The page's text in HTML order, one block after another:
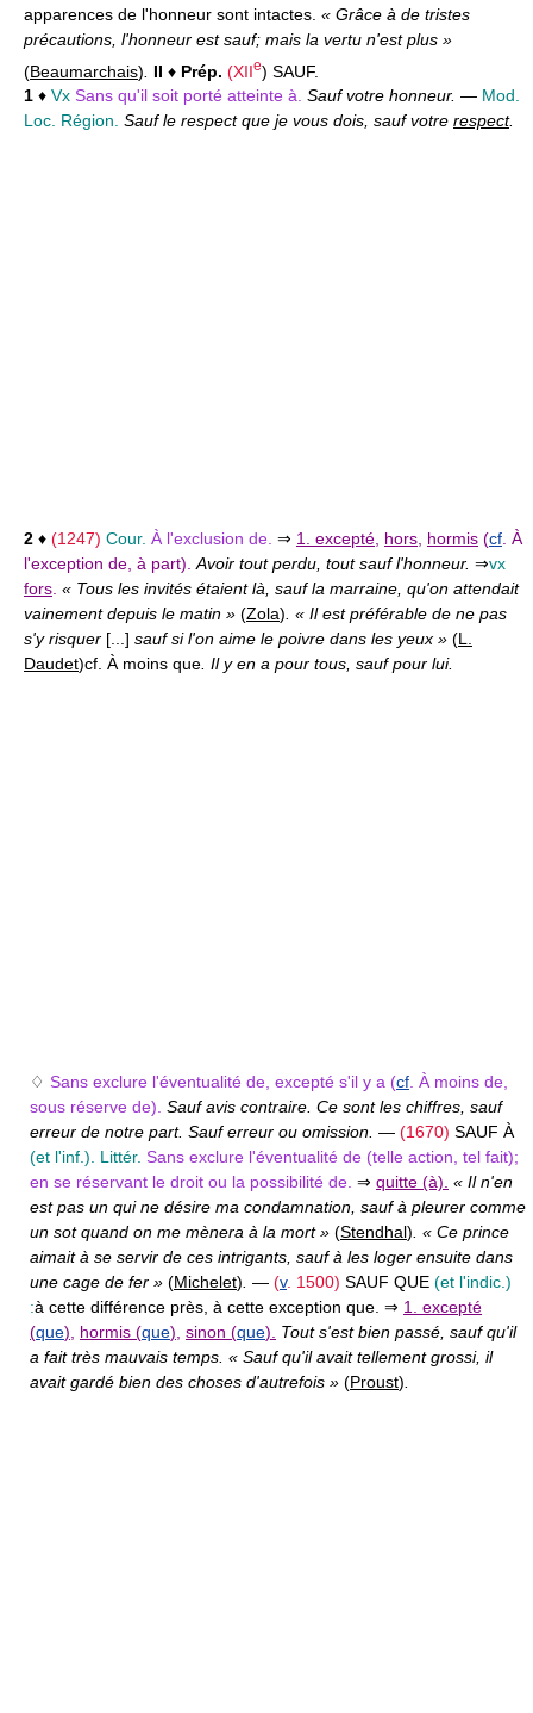
apparences de l'honneur sont intactes. « Grâce à de tristes
précautions, l'honneur est sauf; mais la vertu n'est plus »
(Beaumarchais) II ♦ Prép. (XIIe) SAUF.
1 ♦ Vx Sans qu'il soit porté atteinte à. Sauf votre honneur. — Mod.
Loc. Région. Sauf le respect que je vous dois, sauf votre respect.
2 ♦ (1247) Cour. À l'exclusion de. ⇒ 1. excepté, hors, hormis (cf. À
l'exception de, à part).Avoir tout perdu, tout sauf l'honneur. ⇒vx
fors. « Tous les invités étaient là, sauf la marraine, qu'on attendait
vainement depuis le matin » (Zola). « Il est préférable de ne pas
s'y risquer [...] sauf si l'on aime le poivre dans les yeux » (L.
Daudet)cf. À moins que. Il y en a pour tous, sauf pour lui.
♢ Sans exclure l'éventualité de, excepté s'il y a (cf. À moins de,
sous réserve de). Sauf avis contraire. Ce sont les chiffres, sauf
erreur de notre part. Sauf erreur ou omission. — (1670) SAUF À
(et l'inf.). Littér. Sans exclure l'éventualité de (telle action, tel fait);
en se réservant le droit ou la possibilité de. ⇒ quitte (à). « Il n'en
est pas un qui ne désire ma condamnation, sauf à pleurer comme
un sot quand on me mènera à la mort » (Stendhal). « Ce prince
aimait à se servir de ces intrigants, sauf à les loger ensuite dans
une cage de fer » (Michelet). — (v. 1500) SAUF QUE (et l'indic.)
:à cette différence près, à cette exception que. ⇒ 1. excepté
(que), hormis (que), sinon (que). Tout s'est bien passé, sauf qu'il
a fait très mauvais temps. « Sauf qu'il avait tellement grossi, il
avait gardé bien des choses d'autrefois » (Proust).